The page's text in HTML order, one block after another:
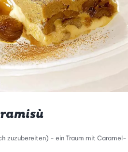
zuzubereiten) - ein Traum mit Caramel-